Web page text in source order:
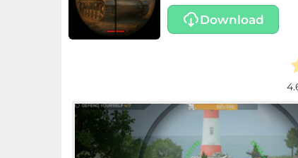
Download